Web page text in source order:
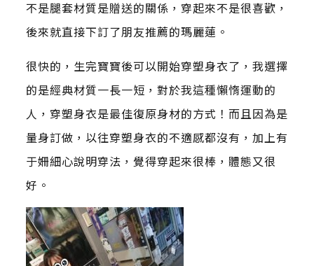
不是腿套材質是贈送的關係，穿起來不是很喜歡，
後來就直接下訂了朋友推薦的瑪麗蓮。
很快的，生完寶寶後可以開始穿塑身衣了，我選擇
的是經典材質一長一短，對於我這種懶惰運動的
人，穿塑身衣是最佳復原身材的方式！而且因為是
量身訂做，以往穿塑身衣的不適感都沒有，加上有
于姍細心說明穿法，覺得穿起來很棒，體態又很
好。